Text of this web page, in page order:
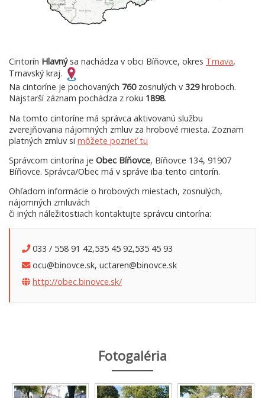
Cintorín Hlavnýsa nachádza v obci Bíňovce, okres Trnava,
Trnavský kraj.
Na cintoríne je pochovaných 760zosnulých v 329hroboch.
Najstarší záznam pochádza z roku 1898.
Na tomto cintoríne má správca aktivovanú službu
zverejňovania nájomných zmluv za hrobové miesta. Zoznam
platných zmluv si môžete pozrieť tu
Správcom cintorína je Obec Bíňovce, Bíňovce 134, 91907
Bíňovce. Správca/Obec má v správe iba tento cintorín.
Ohľadom informácie o hrobových miestach, zosnulých,
nájomných zmluvách
či iných náležitostiach kontaktujte správcu cintorína:
033 / 558 91 42,535 45 92,535 45 93
ocu@binovce.sk, uctaren@binovce.sk
http://obec.binovce.sk/
Fotogaléria